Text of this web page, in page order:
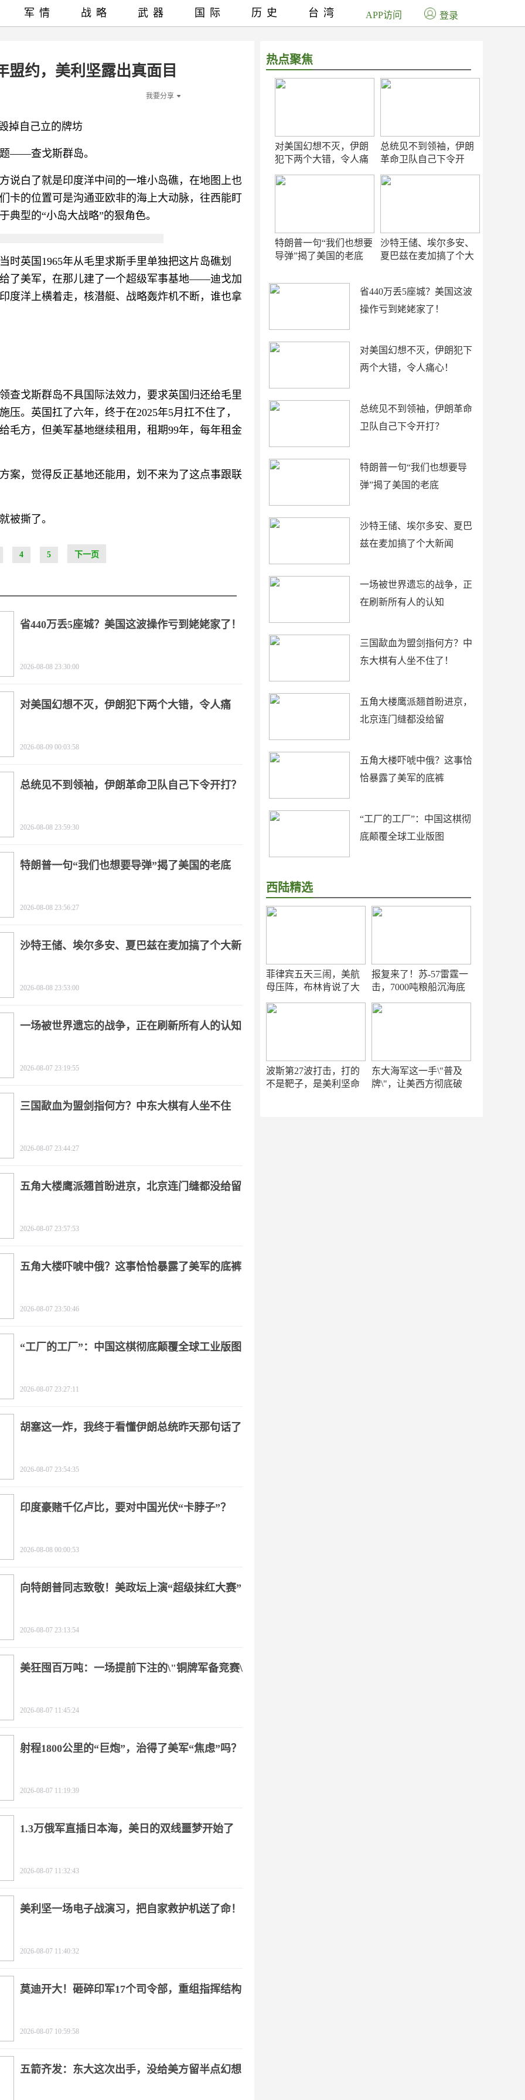
盟约，美利坚露出真面目
我要分享
掉自己立的牌坊
——查戈斯群岛。
说白了就是印度洋中间的一堆小岛礁，在地图上也
卡的位置可是沟通亚欧非的海上大动脉，往西能盯
型的“小岛大战略”的狠角色。
时英国1965年从毛里求斯手里单独把这片岛礁划
了美军，在那儿建了一个超级军事基地——迪戈加
度洋上横着走，核潜艇、战略轰炸机不断，谁也拿
查戈斯群岛不具国际法效力，要求英国归还给毛里
。英国扛了六年，终于在2025年5月扛不住了，
毛方，但美军基地继续租用，租期99年，每年租金
案，觉得反正基地还能用，划不来为了这点事跟联
被撕了。
4 5 下一页
热点聚焦
对美国幻想不灭，伊朗
犯下两个大错，令人痛
总统见不到领袖，伊朗
革命卫队自己下令开
特朗普一句“我们也想要
导弹”揭了美国的老底
沙特王储、埃尔多安、
夏巴兹在麦加搞了个大
省440万丢5座城？美国这波
操作亏到姥姥家了！
对美国幻想不灭，伊朗犯下
两个大错，令人痛心！
总统见不到领袖，伊朗革命
卫队自己下令开打？
特朗普一句“我们也想要导
弹”揭了美国的老底
沙特王储、埃尔多安、夏巴
兹在麦加搞了个大新闻
一场被世界遗忘的战争，正
在刷新所有人的认知
三国歃血为盟剑指何方？中
东大棋有人坐不住了！
五角大楼鹰派翘首盼进京，
北京连门缝都没给留
五角大楼吓唬中俄？这事恰
恰暴露了美军的底裤
“工厂的工厂”：中国这棋彻
底颠覆全球工业版图
西陆精选
菲律宾五天三闹，美航
母压阵，布林肯说了大
报复来了！苏-57雷霆一
击，7000吨粮船沉海底
波斯第27波打击，打的
不是靶子，是美利坚命
东大海军这一手\"普及
牌\"，让美西方彻底破
军情 战略 武器 国际 历史 台湾 APP访问 登录
省440万丢5座城？美国这波操作亏到姥姥家了！
2026-08-08 23:30:00
对美国幻想不灭，伊朗犯下两个大错，令人痛
2026-08-09 00:03:58
总统见不到领袖，伊朗革命卫队自己下令开打？
2026-08-08 23:59:30
特朗普一句“我们也想要导弹”揭了美国的老底
2026-08-08 23:56:27
沙特王储、埃尔多安、夏巴兹在麦加搞了个大新
2026-08-08 23:53:00
一场被世界遗忘的战争，正在刷新所有人的认知
2026-08-07 23:19:55
三国歃血为盟剑指何方？中东大棋有人坐不住
2026-08-07 23:44:27
五角大楼鹰派翘首盼进京，北京连门缝都没给留
2026-08-07 23:57:53
五角大楼吓唬中俄？这事恰恰暴露了美军的底裤
2026-08-07 23:50:46
“工厂的工厂”：中国这棋彻底颠覆全球工业版图
2026-08-07 23:27:11
胡塞这一炸，我终于看懂伊朗总统昨天那句话了
2026-08-07 23:54:35
印度豪赌千亿卢比，要对中国光伏“卡脖子”？
2026-08-08 00:00:53
向特朗普同志致敬！美政坛上演“超级抹红大赛”
2026-08-07 23:13:54
美狂囤百万吨：一场提前下注的\"铜牌军备竞赛\"
2026-08-07 11:45:24
射程1800公里的“巨炮”，治得了美军“焦虑”吗？
2026-08-07 11:19:39
1.3万俄军直插日本海，美日的双线噩梦开始了
2026-08-07 11:32:43
美利坚一场电子战演习，把自家救护机送了命！
2026-08-07 11:40:32
莫迪开大！砸碎印军17个司令部，重组指挥结构
2026-08-07 10:59:58
五箭齐发：东大这次出手，没给美方留半点幻想